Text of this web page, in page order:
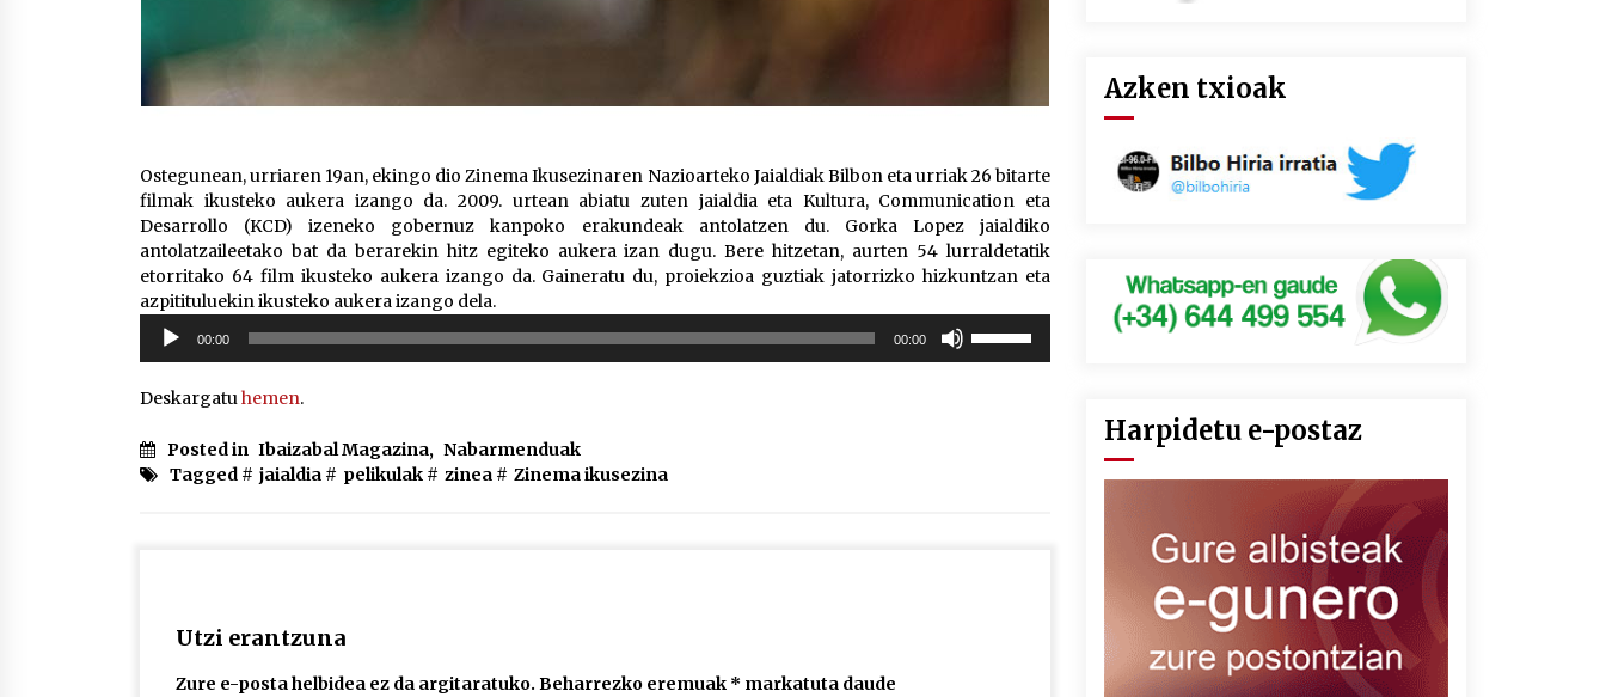
Ostegunean, urriaren 19an, ekingo dio Zinema Ikusezinaren Nazioarteko Jaialdiak Bilbon eta urriak 26 bitarte
filmak ikusteko aukera izango da. 2009. urtean abiatu zuten jaialdia eta Kultura, Communication eta
Desarrollo (KCD) izeneko gobernuz kanpoko erakundeak antolatzen du. Gorka Lopez jaialdiko
antolatzaileetako bat da berarekin hitz egiteko aukera izan dugu. Bere hitzetan, aurten 54 lurraldetatik
etorritako 64 film ikusteko aukera izango da. Gaineratu du, proiekzioa guztiak jatorrizko hizkuntzan eta
azpitituluekin ikusteko aukera izango dela.
Soinu
erreproduzigailua
00:00 00:00
Deskargatuhemen.
Posted in Ibaizabal Magazina, Nabarmenduak
Tagged # jaialdia # pelikulak # zinea # Zinema ikusezina
Utzi erantzuna
Zure e-posta helbidea ez da argitaratuko. Beharrezko eremuak * markatuta daude
Azken txioak
Harpidetu e-postaz